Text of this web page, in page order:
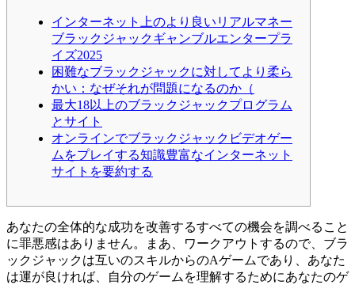
インターネット上のより良いリアルマネー
ブラックジャックギャンブルエンタープラ
イズ2025
困難なブラックジャックに対してより柔ら
かい：なぜそれが問題になるのか（
最大18以上のブラックジャックプログラム
とサイト
オンラインでブラックジャックビデオゲー
ムをプレイする知識豊富なインターネット
サイトを要約する
あなたの全体的な成功を改善するすべての機会を調べること
に罪悪感はありません。まあ、ワークアウトするので、ブラ
ックジャックは互いのスキルからのAゲームであり、あなた
は運が良ければ、自分のゲームを理解するためにあなたのゲ